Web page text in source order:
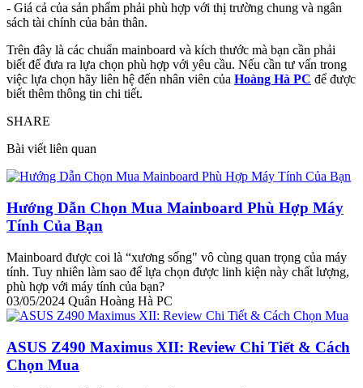
- Giá cả của sản phẩm phải phù hợp với thị trường chung và ngân
sách tài chính của bản thân.
Trên đây là các chuẩn mainboard và kích thước mà bạn cần phải
biết để đưa ra lựa chọn phù hợp với yêu cầu. Nếu cần tư vấn trong
việc lựa chọn hãy liên hệ đến nhân viên của Hoàng Hà PC để được
biết thêm thông tin chi tiết.
SHARE
Bài viết liên quan
Hướng Dẫn Chọn Mua Mainboard Phù Hợp Máy
Tính Của Bạn
Mainboard được coi là “xương sống" vô cùng quan trọng của máy
tính. Tuy nhiên làm sao để lựa chọn được linh kiện này chất lượng,
phù hợp với máy tính của bạn?
03/05/2024 Quân Hoàng Hà PC
ASUS Z490 Maximus XII: Review Chi Tiết & Cách
Chọn Mua